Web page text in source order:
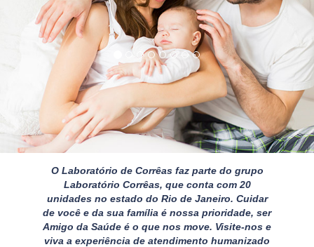
O Laboratório de Corrêas faz parte do grupo
Laboratório Corrêas, que conta com 20
unidades no estado do Rio de Janeiro. Cuidar
de você e da sua família é nossa prioridade, ser
Amigo da Saúde é o que nos move. Visite-nos e
viva a experiência de atendimento humanizado